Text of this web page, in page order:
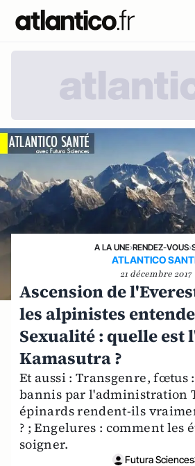
A LA UNE›RENDEZ-VOUS›
ATLANTICO
21 décembre 2017
Ascension de
les alpinistes
Sexualité : quelle est
Kamasutra ?
Et aussi : Transgenre, fœtus
bannis par l'administration
épinards rendent-ils
? ; Engelures : comment les
soigner.
Futura Sciences